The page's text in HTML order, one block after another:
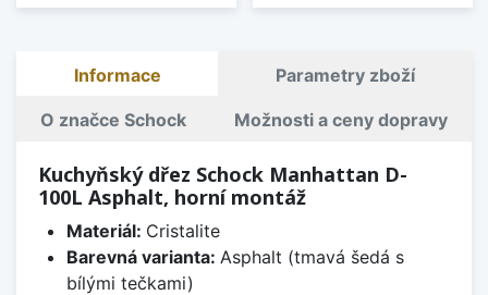
Informace Parametry zboží
O značce Schock Možnosti a ceny dopravy
Kuchyňský dřez Schock Manhattan D-
100L Asphalt, horní montáž
Materiál: Cristalite
Barevná varianta: Asphalt (tmavá šedá s
bílými tečkami)